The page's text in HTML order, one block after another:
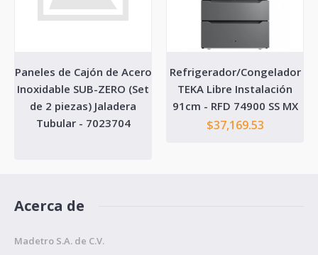
Paneles de Cajón de Acero
Inoxidable SUB-ZERO (Set
de 2 piezas) Jaladera
Tubular - 7023704
Refrigerador/Congelador
TEKA Libre Instalación
91cm - RFD 74900 SS MX
$37,169.53
Acerca de
Madetro S.A. de C.V.